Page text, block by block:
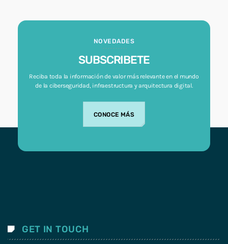
NOVEDADES
SUBSCRIBETE
Reciba toda la información de valor más relevante en el mundo
de la ciberseguridad, infraestructura y arquitectura digital.
CONOCE MÁS
GET IN TOUCH